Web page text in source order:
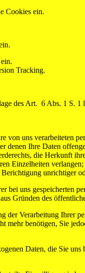
Cookies ein.
Tracking.
des Art. 6 Abs. 1 S.
uns verarbeiteten
denen Ihre Daten
die Herkunft
Einzelheiten verlangen;
unrichtiger
uns gespeicherten
Gründen des
Verarbeitung Ihrer
mehr benötigen, Sie
Daten, die Sie uns